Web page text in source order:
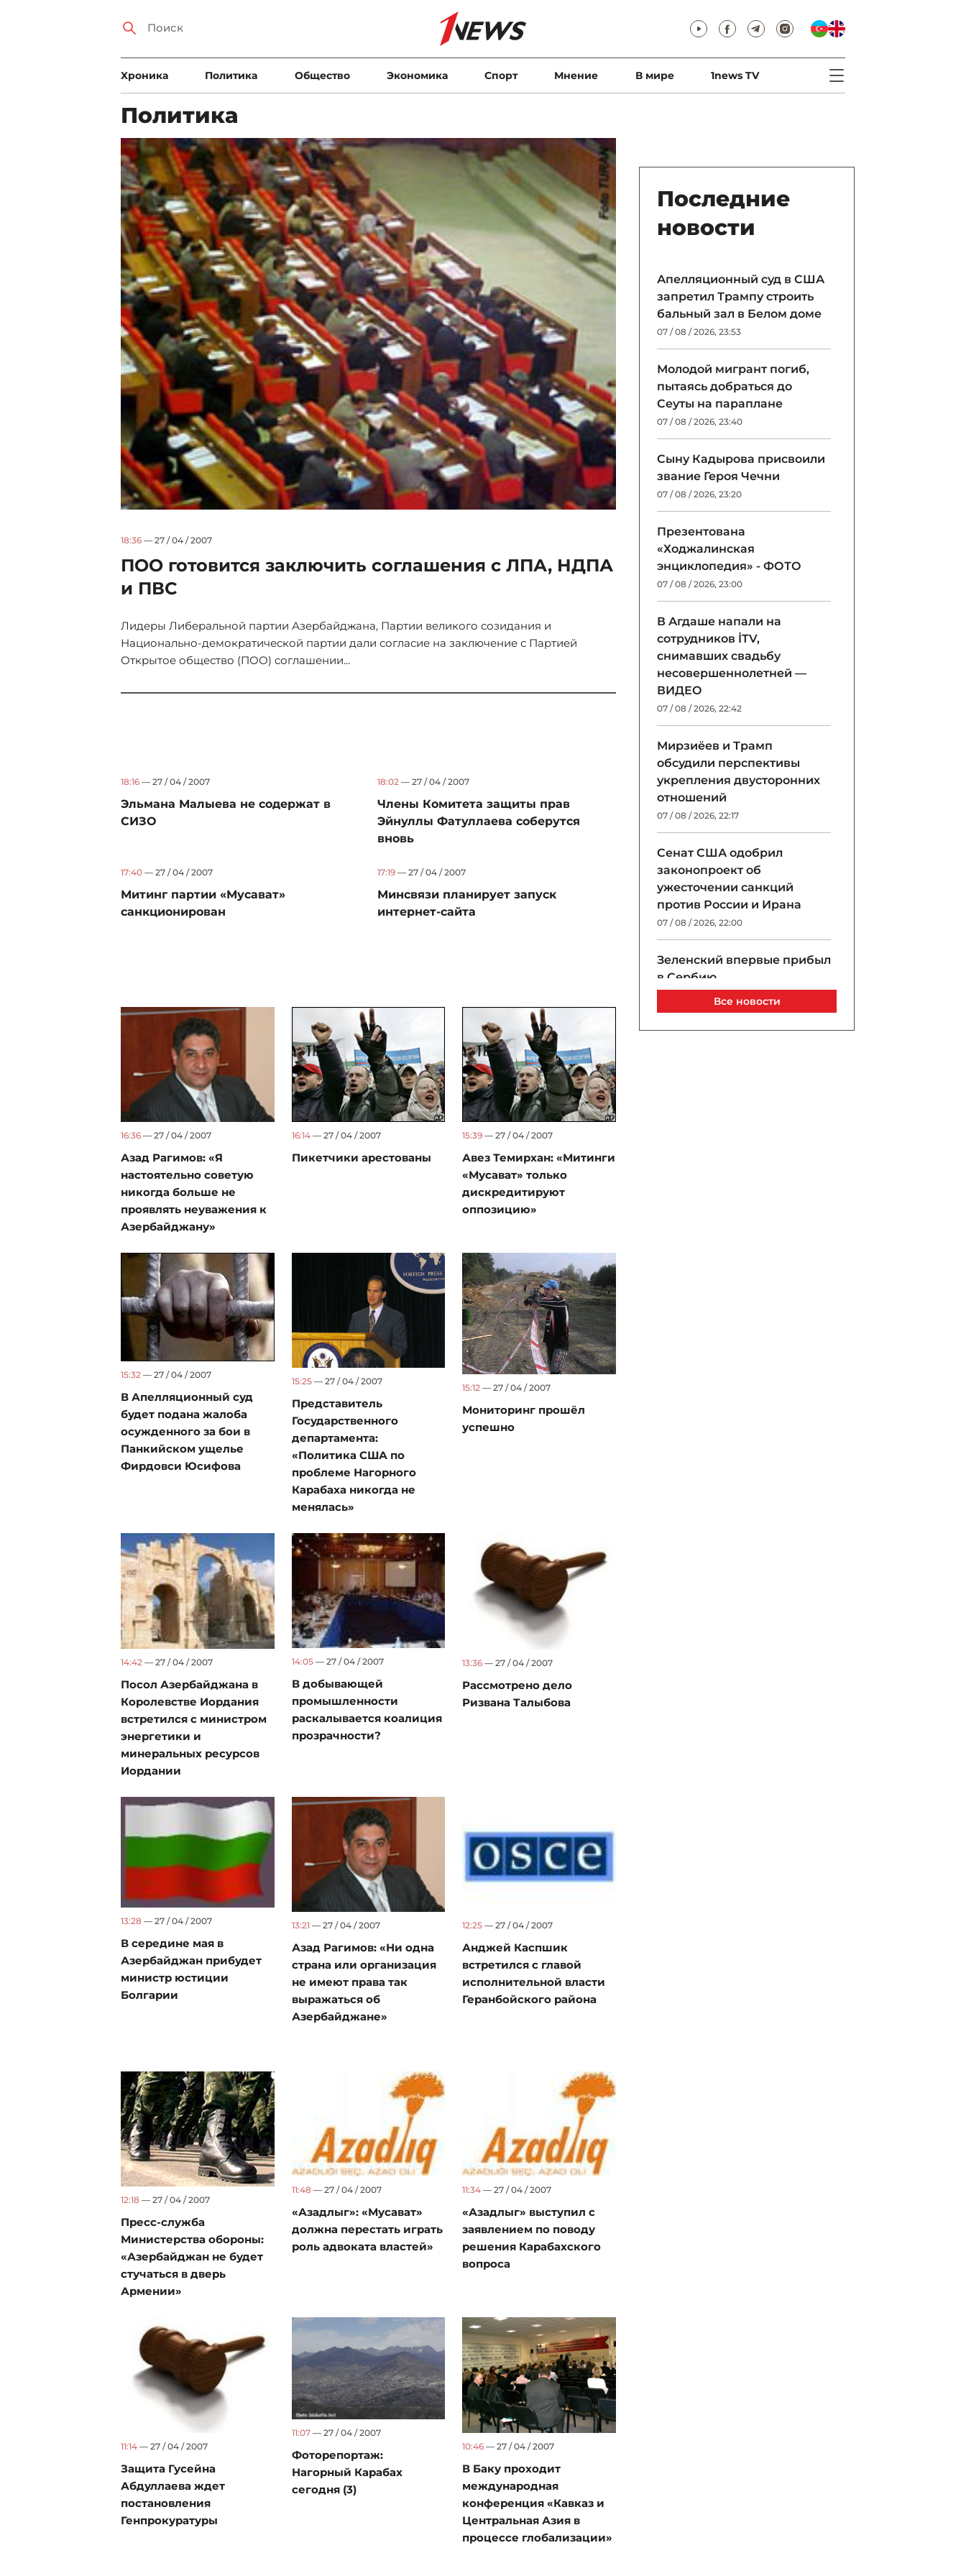
Xроника Политика Общество Экономика Спорт Мнение В мире 1news TV
Политика
18:36 — 27 / 04 / 2007
ПОО готовится заключить соглашения с ЛПА, НДПА
и ПВС
Лидеры Либеральной партии Азербайджана, Партии великого созидания и
Национально-демократической партии дали согласие на заключение с Партией
Открытое общество (ПОО) соглашении...
18:16 — 27 / 04 / 2007
Эльмана Малыева не содержат в
СИЗО
18:02 — 27 / 04 / 2007
Члены Комитета защиты прав
Эйнуллы Фатуллаева соберутся
вновь
17:40 — 27 / 04 / 2007
Митинг партии «Мусават»
санкционирован
17:19— 27 / 04 / 2007
Минсвязи планирует запуск
интернет-сайта
16:36 — 27 / 04 / 2007
Азад Рагимов: «Я
настоятельно советую
никогда больше не
проявлять неуважения к
Азербайджану»
16:14— 27 / 04 / 2007
Пикетчики арестованы
15:39 — 27 / 04 / 2007
Авез Темирхан: «Митинги
«Мусават» только
дискредитируют
оппозицию»
15:32 — 27 / 04 / 2007
В Апелляционный суд
будет подана жалоба
осужденного за бои в
Панкийском ущелье
Фирдовси Юсифова
15:25— 27 / 04 / 2007
Представитель
Государственного
департамента:
«Политика США по
проблеме Нагорного
Карабаха никогда не
менялась»
15:12 — 27 / 04 / 2007
Мониторинг прошёл
успешно
14:42 — 27 / 04 / 2007
Посол Азербайджана в
Королевстве Иордания
встретился с министром
энергетики и
минеральных ресурсов
Иордании
14:05— 27 / 04 / 2007
В добывающей
промышленности
раскалывается коалиция
прозрачности?
13:36 — 27 / 04 / 2007
Рассмотрено дело
Ризвана Талыбова
13:28 — 27 / 04 / 2007
В середине мая в
Азербайджан прибудет
министр юстиции
Болгарии
13:21— 27 / 04 / 2007
Азад Рагимов: «Ни одна
страна или организация
не имеют права так
выражаться об
Азербайджане»
12:25 — 27 / 04 / 2007
Анджей Каспшик
встретился с главой
исполнительной власти
Геранбойского района
12:18 — 27 / 04 / 2007
Пресс-служба
Министерства обороны:
«Азербайджан не будет
стучаться в дверь
Армении»
11:48— 27 / 04 / 2007
«Азадлыг»: «Мусават»
должна перестать играть
роль адвоката властей»
11:34 — 27 / 04 / 2007
«Азадлыг» выступил с
заявлением по поводу
решения Карабахского
вопроса
11:14 — 27 / 04 / 2007
Защита Гусейна
Абдуллаева ждет
постановления
Генпрокуратуры
11:07— 27 / 04 / 2007
Фоторепортаж:
Нагорный Карабах
сегодня (3)
10:46 — 27 / 04 / 2007
В Баку проходит
международная
конференция «Кавказ и
Центральная Азия в
процессе глобализации»
Последние
новости
Апелляционный суд в США
запретил Трампу строить
бальный зал в Белом доме
07 / 08 / 2026, 23:53
Молодой мигрант погиб,
пытаясь добраться до
Сеуты на параплане
07 / 08 / 2026, 23:40
Сыну Кадырова присвоили
звание Героя Чечни
07 / 08 / 2026, 23:20
Презентована
«Ходжалинская
энциклопедия» - ФОТО
07 / 08 / 2026, 23:00
В Агдаше напали на
сотрудников İTV,
снимавших свадьбу
несовершеннолетней —
ВИДЕО
07 / 08 / 2026, 22:42
Мирзиёев и Трамп
обсудили перспективы
укрепления двусторонних
отношений
07 / 08 / 2026, 22:17
Сенат США одобрил
законопроект об
ужесточении санкций
против России и Ирана
07 / 08 / 2026, 22:00
Зеленский впервые прибыл
в Сербию
07 / 08 / 2026, 21:40
Анар Байрамов уволил
Все новости